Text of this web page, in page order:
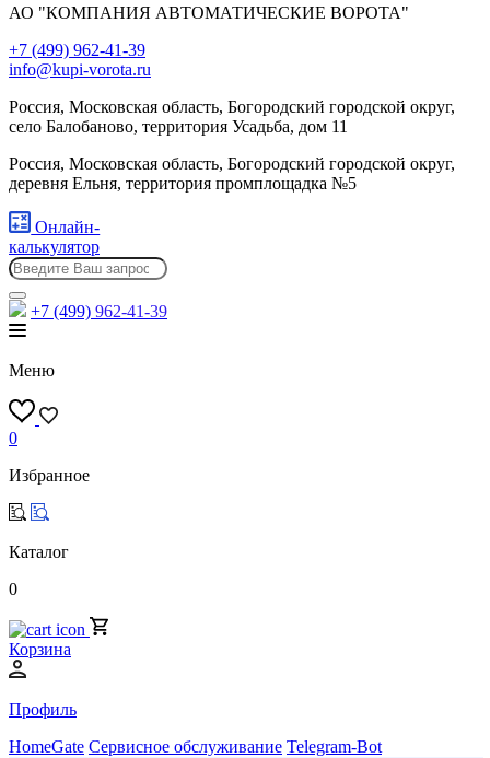
АО "КОМПАНИЯ АВТОМАТИЧЕСКИЕ ВОРОТА"
+7 (499) 962-41-39
info@kupi-vorota.ru
Россия, Московская область, Богородский городской округ,
село Балобаново, территория Усадьба, дом 11
Россия, Московская область, Богородский городской округ,
деревня Ельня, территория промплощадка №5
Онлайн-
калькулятор
+7 (499) 962-41-39
Меню
0
Избранное
Каталог
0
Корзина
Профиль
HomeGate Сервисное обслуживание Telegram-Bot